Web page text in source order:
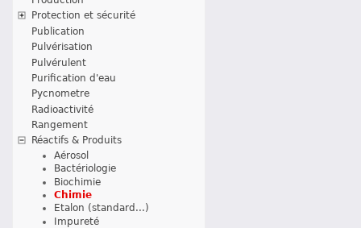
Protection et sécurité
Publication
Pulvérisation
Pulvérulent
Purification d'eau
Pycnometre
Radioactivité
Rangement
Réactifs & Produits
Aérosol
Bactériologie
Biochimie
Chimie
Etalon (standard...)
Impureté